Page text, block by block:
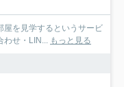
屋を見学するというサービ
わせ・LIN... もっと見る